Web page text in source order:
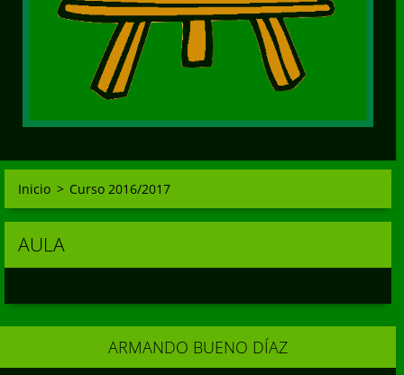
Inicio > Curso 2016/2017
AULA
ARMANDO BUENO DÍAZ